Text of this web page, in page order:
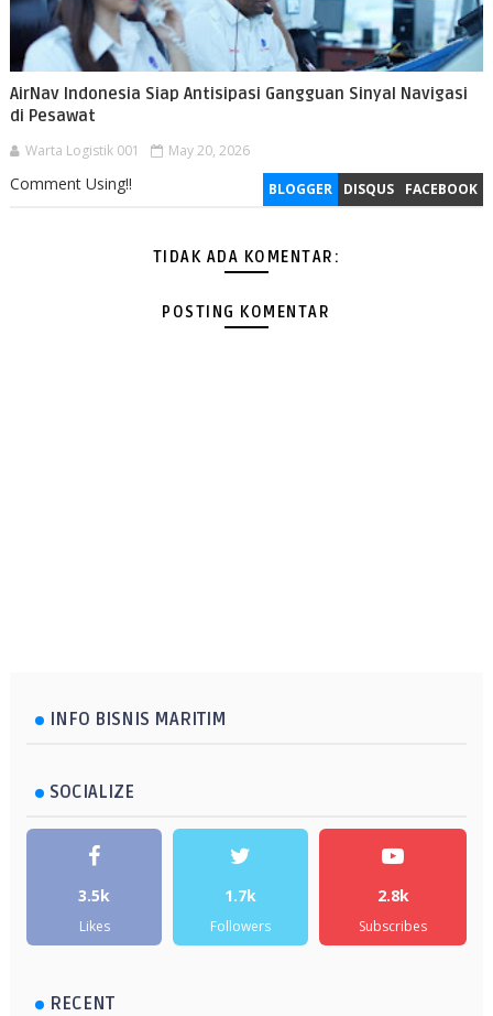
AirNav Indonesia Siap Antisipasi Gangguan Sinyal Navigasi
di Pesawat
Warta Logistik 001 May 20, 2026
BLOGGER DISQUS FACEBOOK
Comment Using!!
TIDAK ADA KOMENTAR:
POSTING KOMENTAR
INFO BISNIS MARITIM
SOCIALIZE
3.5k
Likes
1.7k
Followers
2.8k
Subscribes
RECENT